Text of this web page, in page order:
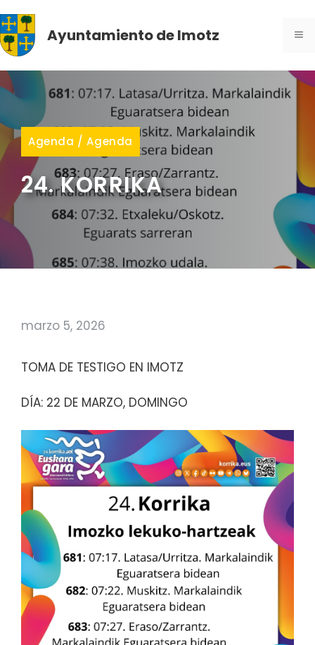
al
contenidoAyuntamiento de Imotz
Agenda /Agenda
24. KORRIKA
marzo 5, 2026
TOMA DE TESTIGO EN IMOTZ
DÍA: 22 DE MARZO, DOMINGO